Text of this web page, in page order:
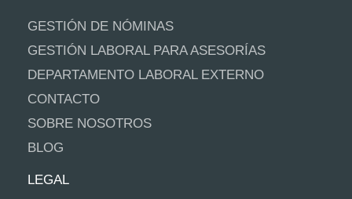
GESTIÓN DE NÓMINAS
GESTIÓN LABORAL PARA ASESORÍAS
DEPARTAMENTO LABORAL EXTERNO
CONTACTO
SOBRE NOSOTROS
BLOG
LEGAL